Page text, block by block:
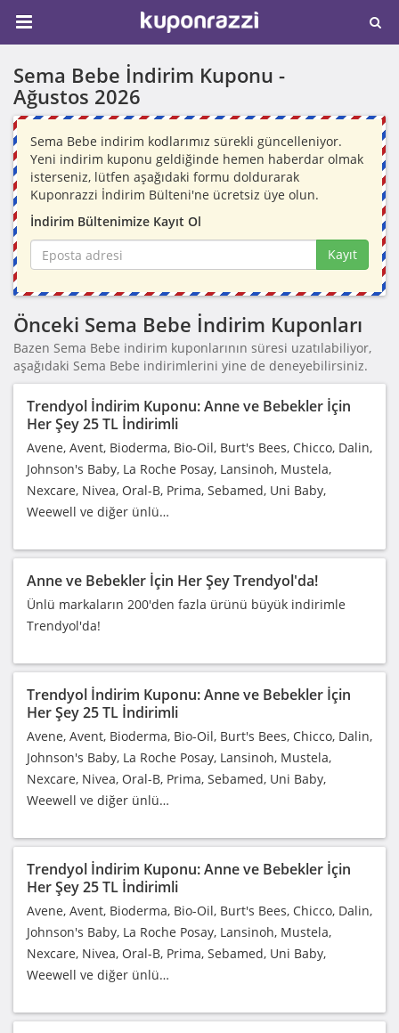
Sema Bebe İndirim Kuponu -
Ağustos 2026
Sema Bebe indirim kodlarımız sürekli güncelleniyor.
Yeni indirim kuponu geldiğinde hemen haberdar olmak
isterseniz, lütfen aşağıdaki formu doldurarak
Kuponrazzi İndirim Bülteni'ne ücretsiz üye olun.
İndirim Bültenimize Kayıt Ol
Kayıt
Önceki Sema Bebe İndirim Kuponları
Bazen Sema Bebe indirim kuponlarının süresi uzatılabiliyor,
aşağıdaki Sema Bebe indirimlerini yine de deneyebilirsiniz.
Trendyol İndirim Kuponu: Anne ve Bebekler İçin
Her Şey 25 TL İndirimli
Avene, Avent, Bioderma, Bio-Oil, Burt's Bees, Chicco, Dalin,
Johnson's Baby, La Roche Posay, Lansinoh, Mustela,
Nexcare, Nivea, Oral-B, Prima, Sebamed, Uni Baby,
Weewell ve diğer ünlü…
Anne ve Bebekler İçin Her Şey Trendyol'da!
Ünlü markaların 200'den fazla ürünü büyük indirimle
Trendyol'da!
Trendyol İndirim Kuponu: Anne ve Bebekler İçin
Her Şey 25 TL İndirimli
Avene, Avent, Bioderma, Bio-Oil, Burt's Bees, Chicco, Dalin,
Johnson's Baby, La Roche Posay, Lansinoh, Mustela,
Nexcare, Nivea, Oral-B, Prima, Sebamed, Uni Baby,
Weewell ve diğer ünlü…
Trendyol İndirim Kuponu: Anne ve Bebekler İçin
Her Şey 25 TL İndirimli
Avene, Avent, Bioderma, Bio-Oil, Burt's Bees, Chicco, Dalin,
Johnson's Baby, La Roche Posay, Lansinoh, Mustela,
Nexcare, Nivea, Oral-B, Prima, Sebamed, Uni Baby,
Weewell ve diğer ünlü…